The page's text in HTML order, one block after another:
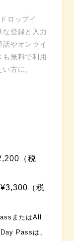
ロップイ
登録と入力
やオンライ
無料で利用
方に。
（税
（税
またはAll
Passは、